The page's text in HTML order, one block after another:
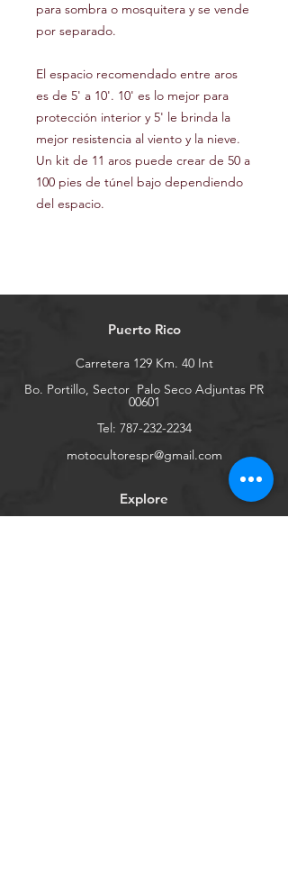
para sombra o mosquitera y se vende
por separado.
El espacio recomendado entre aros
es de 5' a 10'. 10' es lo mejor para
protección interior y 5' le brinda la
mejor resistencia al viento y la nieve.
Un kit de 11 aros puede crear de 50 a
100 pies de túnel bajo dependiendo
del espacio.
Puerto Rico
Carretera 129 Km. 40 Int
Bo. Portillo, Sector Palo Seco Adjuntas PR
00601
Tel: 787-232-2234
motocultorespr@gmail.com
Explore